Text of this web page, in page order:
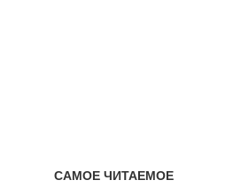
САМОЕ ЧИТАЕМОЕ